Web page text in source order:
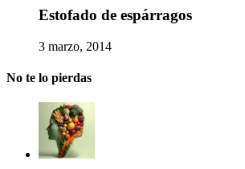
Estofado de espárragos
3 marzo, 2014
No te lo pierdas